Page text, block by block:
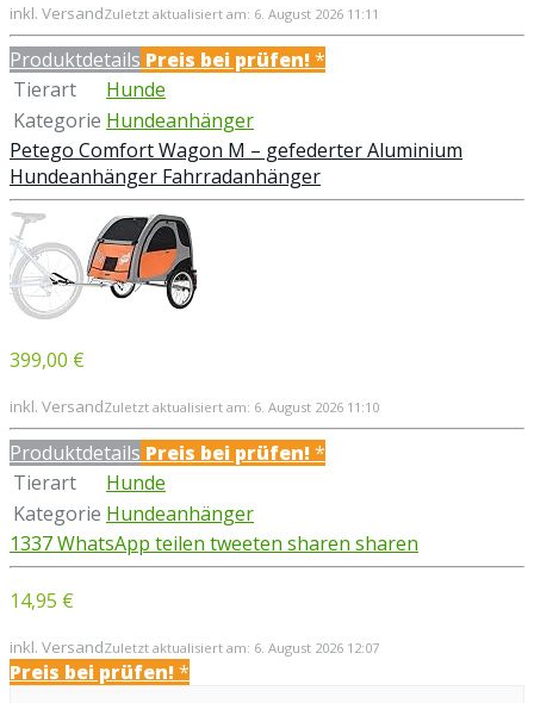
inkl. VersandZuletzt aktualisiert am: 6. August 2026 11:11
Produktdetails Preis bei prüfen!*
Tierart
Hunde
Kategorie Hundeanhänger
Petego Comfort Wagon M – gefederter Aluminium
Hundeanhänger Fahrradanhänger
399,00 €
inkl. VersandZuletzt aktualisiert am: 6. August 2026 11:10
Produktdetails Preis bei prüfen!*
Tierart
Hunde
Kategorie Hundeanhänger
1337WhatsApp teilen tweeten sharen sharen
14,95 €
inkl. VersandZuletzt aktualisiert am: 6. August 2026 12:07
Preis bei prüfen!*